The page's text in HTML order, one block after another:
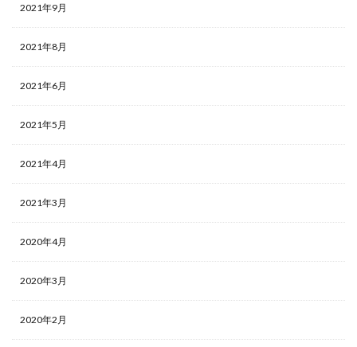
2021年9月
2021年8月
2021年6月
2021年5月
2021年4月
2021年3月
2020年4月
2020年3月
2020年2月